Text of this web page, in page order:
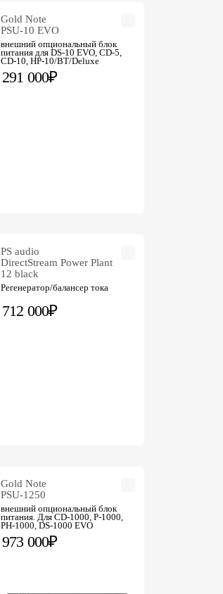
Gold Note
PSU-10 EVO
внешний опциональный блок
питания для DS-10 EVO, CD-5,
СD-10, HP-10/BT/Deluxe
291 000₽
PS audio
DirectStream Power Plant
12 black
Регенератор/балансер тока
712 000₽
Gold Note
PSU-1250
внешний опциональный блок
питания. Для CD-1000, P-1000,
PH-1000, DS-1000 EVO
973 000₽